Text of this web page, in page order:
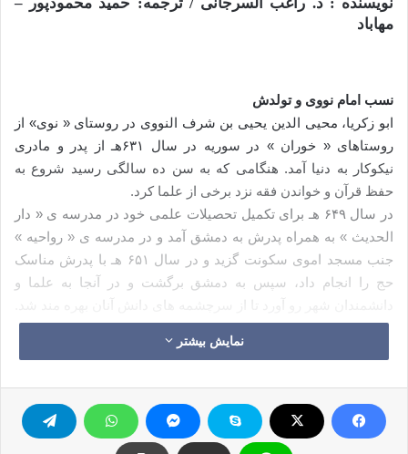
مهاباد
نسب امام نووی و تولدش
ابو زکریا، محیی الدین یحیی بن شرف النووی در روستای « نوی» از
روستاهای « خوران » در سوریه در سال ۶۳۱هـ از پدر و مادری
نیکوکار به دنیا آمد. هنگامی که به سن ده سالگی رسید شروع به
حفظ قرآن و خواندن فقه نزد برخی از علما کرد.
در سال ۶۴۹ هـ برای تکمیل تحصیلات علمی خود در مدرسه ی « دار
الحدیث » به همراه پدرش به دمشق آمد و در مدرسه ی « رواحیه »
جنب مسجد اموی سکونت گزید و در سال ۶۵۱ هـ با پدرش مناسک
حج را انجام داد، سپس به دمشق برگشت و در آنجا به علما و
گری هراسی به دل راه نمی داد. زهد و پارسایی از مهمترین علایم
شخصیتش بود؛ به طوری که شرح حال نویسان اجماع دارند که او در
نمایش بیشتر